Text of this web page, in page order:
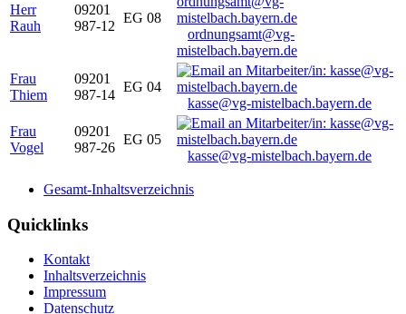
Herr
Rauh
09201
987-12
EG 08
ordnungsamt@vg-
mistelbach.bayern.de
Frau
Thiem
09201
987-14
EG 04
kasse@vg-mistelbach.bayern.de
Frau
Vogel
09201
987-26
EG 05
kasse@vg-mistelbach.bayern.de
Gesamt-Inhaltsverzeichnis
Quicklinks
Kontakt
Inhaltsverzeichnis
Impressum
Datenschutz